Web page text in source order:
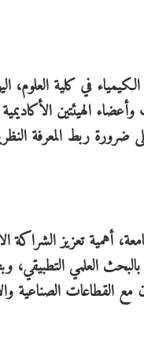
في كلية العلوم،
الهيئتين
ضرورة ربط المعرفة
أهمية تعزيز الشراكة
العلمي التطبيقي،
القطاعات الصناعية